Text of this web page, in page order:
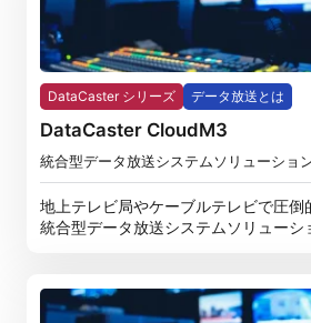
DataCaster シリーズ データ放送とは
DataCaster CloudM3
統合型データ放送システムソリューショ
地上テレビ局やケーブルテレビで圧倒
統合型データ放送システムソリュー